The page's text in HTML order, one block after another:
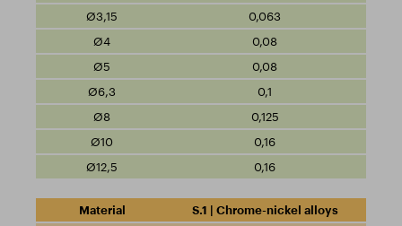
0,063
0,08
0,08
0,1
0,125
0,16
0,16
S.1 | Chrome-nickel alloys